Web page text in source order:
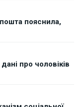
пояснила,
про чоловіків